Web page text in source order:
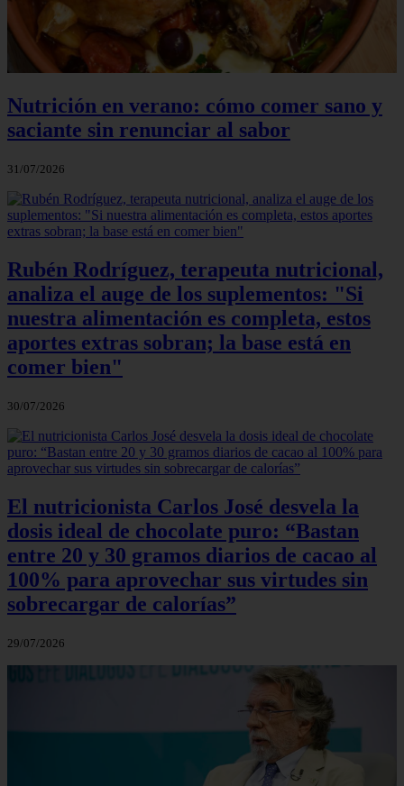
Nutrición en verano: cómo comer sano y
saciante sin renunciar al sabor
31/07/2026
Rubén Rodríguez, terapeuta nutricional,
analiza el auge de los suplementos: "Si
nuestra alimentación es completa, estos
aportes extras sobran; la base está en
comer bien"
30/07/2026
El nutricionista Carlos José desvela la
dosis ideal de chocolate puro: “Bastan
entre 20 y 30 gramos diarios de cacao al
100% para aprovechar sus virtudes sin
sobrecargar de calorías”
29/07/2026